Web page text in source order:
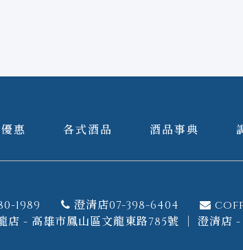
惠 各式酒品 酒品事典
1989 澄清店07-398-6404
店 - 高雄市鳳山區文龍東路785號 ｜ 澄清店